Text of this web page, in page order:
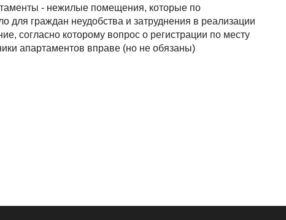
- нежилые помещения, которые по
для граждан неудобства и затруднения в реализации
согласно которому вопрос о регистрации по месту
апартаментов вправе (но не обязаны)